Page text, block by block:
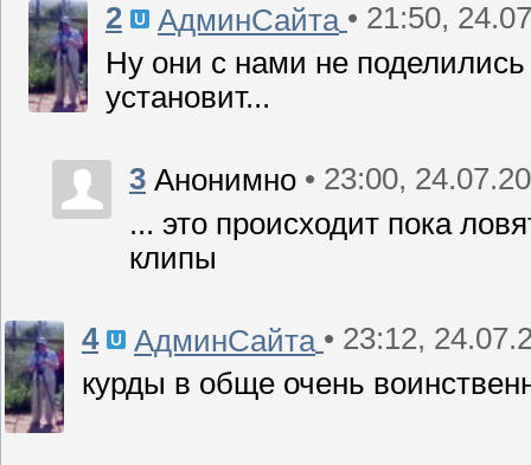
2 АдминСайта • 21:50,
Ну они с нами не
установит...
3 Анонимно • 23:00,
... это происходит пока
клипы
4 АдминСайта • 23:12,
курды в обще очень